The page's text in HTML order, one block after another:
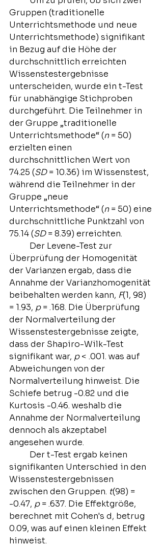
Gruppen (traditionelle
Unterrichtsmethode und neue
Unterrichtsmethode) signifikant
in Bezug auf die Höhe der
durchschnittlich erreichten
Wissenstestergebnisse
unterscheiden, wurde ein t-Test
für unabhängige Stichproben
durchgeführt. Die Teilnehmer in
der Gruppe „traditionelle
Unterrichtsmethode“ (n = 50)
erzielten einen
durchschnittlichen Wert von
74.25 (SD = 10.36) im Wissenstest,
während die Teilnehmer in der
Gruppe „neue
Unterrichtsmethode“ (n = 50) eine
durchschnittliche Punktzahl von
75.14 (SD = 8.39) erreichten.
Überprüfung der Homogenität
der Varianzen ergab, dass die
Annahme der Varianzhomogenität
beibehalten werden kann, F(1, 98)
= 1.93, p = .168. Die Überprüfung
der Normalverteilung der
Wissenstestergebnisse zeigte,
dass der Shapiro-Wilk-Test
signifikant war, p < .001. was auf
Abweichungen von der
Normalverteilung hinweist. Die
Schiefe betrug -0.82 und die
Kurtosis -0.46. weshalb die
Annahme der Normalverteilung
dennoch als akzeptabel
angesehen wurde.
signifikanten Unterschied in den
Wissenstestergebnissen
zwischen den Gruppen. t(98) =
-0.47, p = .637. Die Effektgröße,
berechnet mit Cohen's d, betrug
0.09, was auf einen kleinen Effekt
hinweist.